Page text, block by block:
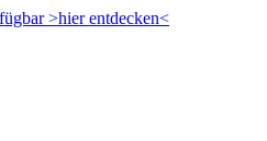
>hier entdecken<